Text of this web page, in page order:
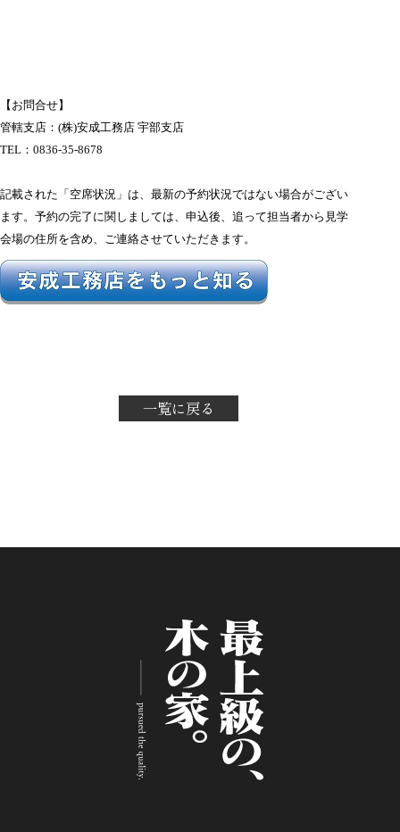
【お問合せ】
管轄支店：(株)安成工務店 宇部支店
TEL： 0836-35-8678
記載された「空席状況」は、最新の予約状況ではない場合がござい
ます。 予約の完了に関しましては、申込後、追って担当者から見学
会場の住所を含め、ご連絡させていただきます。
一覧に戻る